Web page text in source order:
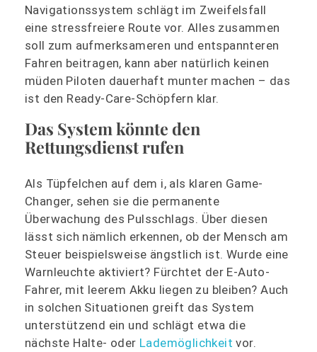
Navigationssystem schlägt im Zweifelsfall
eine stressfreiere Route vor. Alles zusammen
soll zum aufmerksameren und entspannteren
Fahren beitragen, kann aber natürlich keinen
müden Piloten dauerhaft munter machen – das
ist den Ready-Care-Schöpfern klar.
Das System könnte den
Rettungsdienst rufen
Als Tüpfelchen auf dem i, als klaren Game-
Changer, sehen sie die permanente
Überwachung des Pulsschlags. Über diesen
lässt sich nämlich erkennen, ob der Mensch am
Steuer beispielsweise ängstlich ist. Wurde eine
Warnleuchte aktiviert? Fürchtet der E-Auto-
Fahrer, mit leerem Akku liegen zu bleiben? Auch
in solchen Situationen greift das System
unterstützend ein und schlägt etwa die
nächste Halte- oder Lademöglichkeit vor.